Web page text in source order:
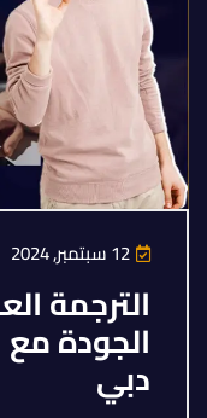
الترجمة
الجودة
دبي